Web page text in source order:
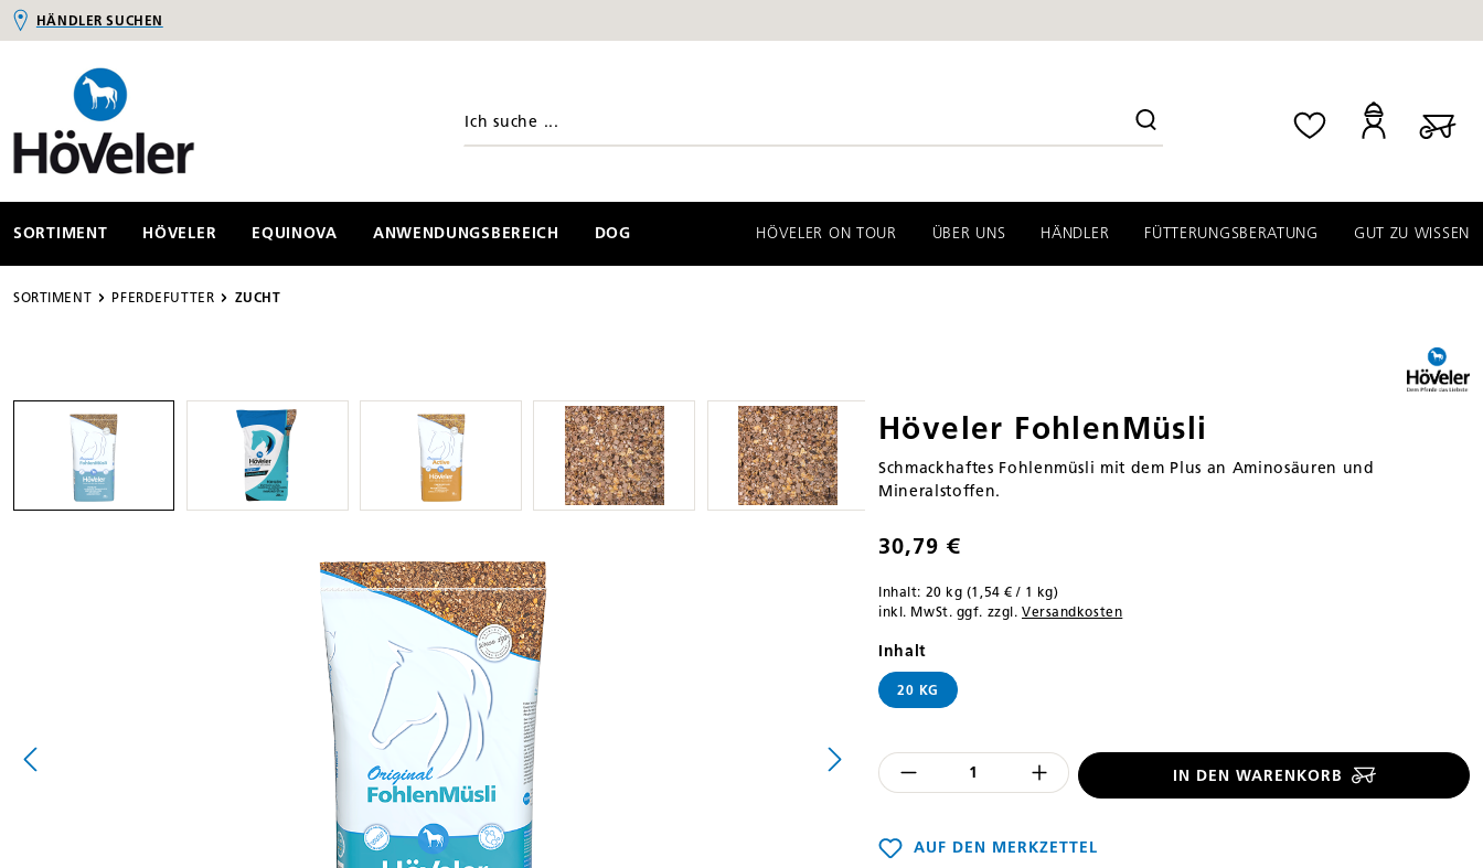
Zur Hauptnavigation springen
HÄNDLER SUCHEN
SORTIMENT HÖVELER EQUINOVA ANWENDUNGSBEREICH DOG HÖVELER ON TOUR ÜBER UNS HÄNDLER FÜTTERUNGSBERATUNG GUT ZU WISSEN
SORTIMENT PFERDEFUTTER ZUCHT
Bildergalerie überspringen Höveler FohlenMüsli
Schmackhaftes Fohlenmüsli mit dem Plus an Aminosäuren und
Mineralstoffen.
30,79 €
Inhalt: 20 kg (1,54 € / 1 kg)
inkl. MwSt. ggf. zzgl. Versandkosten
Inhaltauswählen
20 KG
Produkt Anzahl des Produktes
IN DEN WARENKORB
AUF DEN MERKZETTEL